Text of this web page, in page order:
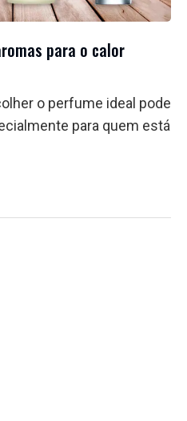
para o calor
o perfume ideal pode
para quem está